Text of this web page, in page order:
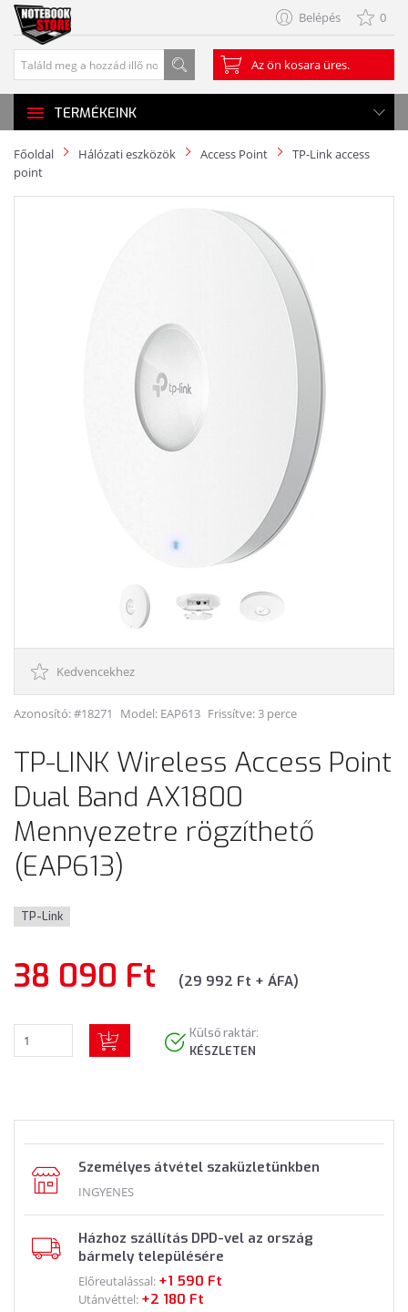
Belépés 0
Az ön kosara üres.
TERMÉKEINK
Főoldal Hálózati eszközök Access Point
TP-Link access
point
Kedvencekhez
Azonosító: #18271 Model: EAP613 Frissítve: 3 perce
TP-LINK Wireless Access Point
Dual Band AX1800
Mennyezetre rögzíthető
(EAP613)
TP-Link
38 090 Ft (29 992 Ft + ÁFA)
Külső raktár:
KÉSZLETEN
Személyes átvétel szaküzletünkben
INGYENES
Házhoz szállítás DPD-vel az ország
bármely településére
Előreutalással: +1 590 Ft
Utánvéttel: +2 180 Ft